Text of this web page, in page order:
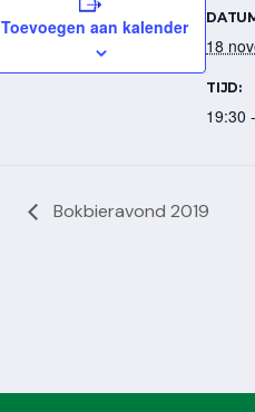
Toevoegen aan kalender
18
TIJD:
19:30
Bokbieravond 2019